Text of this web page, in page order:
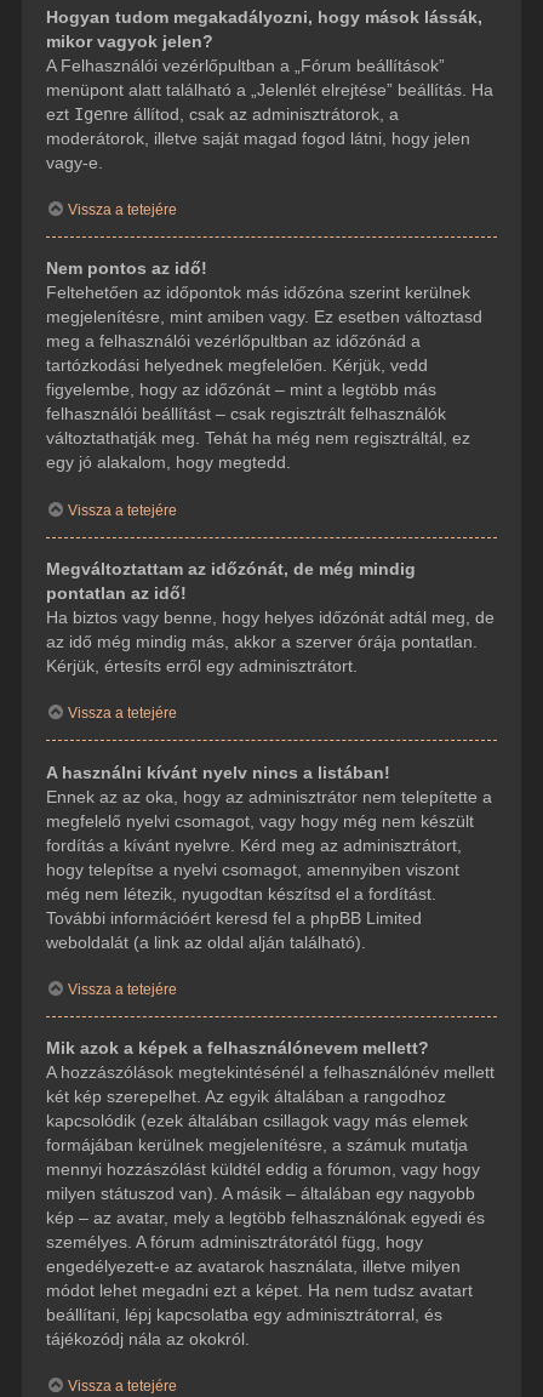
Hogyan tudom megakadályozni, hogy mások lássák,
mikor vagyok jelen?
A Felhasználói vezérlőpultban a „Fórum beállítások”
menüpont alatt található a „Jelenlét elrejtése” beállítás. Ha
ezt Igenre állítod, csak az adminisztrátorok, a
moderátorok, illetve saját magad fogod látni, hogy jelen
vagy-e.
Vissza a tetejére
Nem pontos az idő!
Feltehetően az időpontok más időzóna szerint kerülnek
megjelenítésre, mint amiben vagy. Ez esetben változtasd
meg a felhasználói vezérlőpultban az időzónád a
tartózkodási helyednek megfelelően. Kérjük, vedd
figyelembe, hogy az időzónát – mint a legtöbb más
felhasználói beállítást – csak regisztrált felhasználók
változtathatják meg. Tehát ha még nem regisztráltál, ez
egy jó alakalom, hogy megtedd.
Vissza a tetejére
Megváltoztattam az időzónát, de még mindig
pontatlan az idő!
Ha biztos vagy benne, hogy helyes időzónát adtál meg, de
az idő még mindig más, akkor a szerver órája pontatlan.
Kérjük, értesíts erről egy adminisztrátort.
Vissza a tetejére
A használni kívánt nyelv nincs a listában!
Ennek az az oka, hogy az adminisztrátor nem telepítette a
megfelelő nyelvi csomagot, vagy hogy még nem készült
fordítás a kívánt nyelvre. Kérd meg az adminisztrátort,
hogy telepítse a nyelvi csomagot, amennyiben viszont
még nem létezik, nyugodtan készítsd el a fordítást.
További információért keresd fel a phpBB Limited
weboldalát (a link az oldal alján található).
Vissza a tetejére
Mik azok a képek a felhasználónevem mellett?
A hozzászólások megtekintésénél a felhasználónév mellett
két kép szerepelhet. Az egyik általában a rangodhoz
kapcsolódik (ezek általában csillagok vagy más elemek
formájában kerülnek megjelenítésre, a számuk mutatja
mennyi hozzászólást küldtél eddig a fórumon, vagy hogy
milyen státuszod van). A másik – általában egy nagyobb
kép – az avatar, mely a legtöbb felhasználónak egyedi és
személyes. A fórum adminisztrátorától függ, hogy
engedélyezett-e az avatarok használata, illetve milyen
módot lehet megadni ezt a képet. Ha nem tudsz avatart
beállítani, lépj kapcsolatba egy adminisztrátorral, és
tájékozódj nála az okokról.
Vissza a tetejére